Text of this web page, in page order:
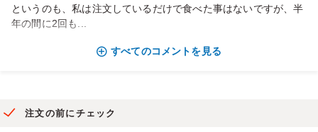
というのも、私は注文しているだけで食べた事はないですが、半
年の間に2回も...
すべてのコメントを見る
注文の前にチェック